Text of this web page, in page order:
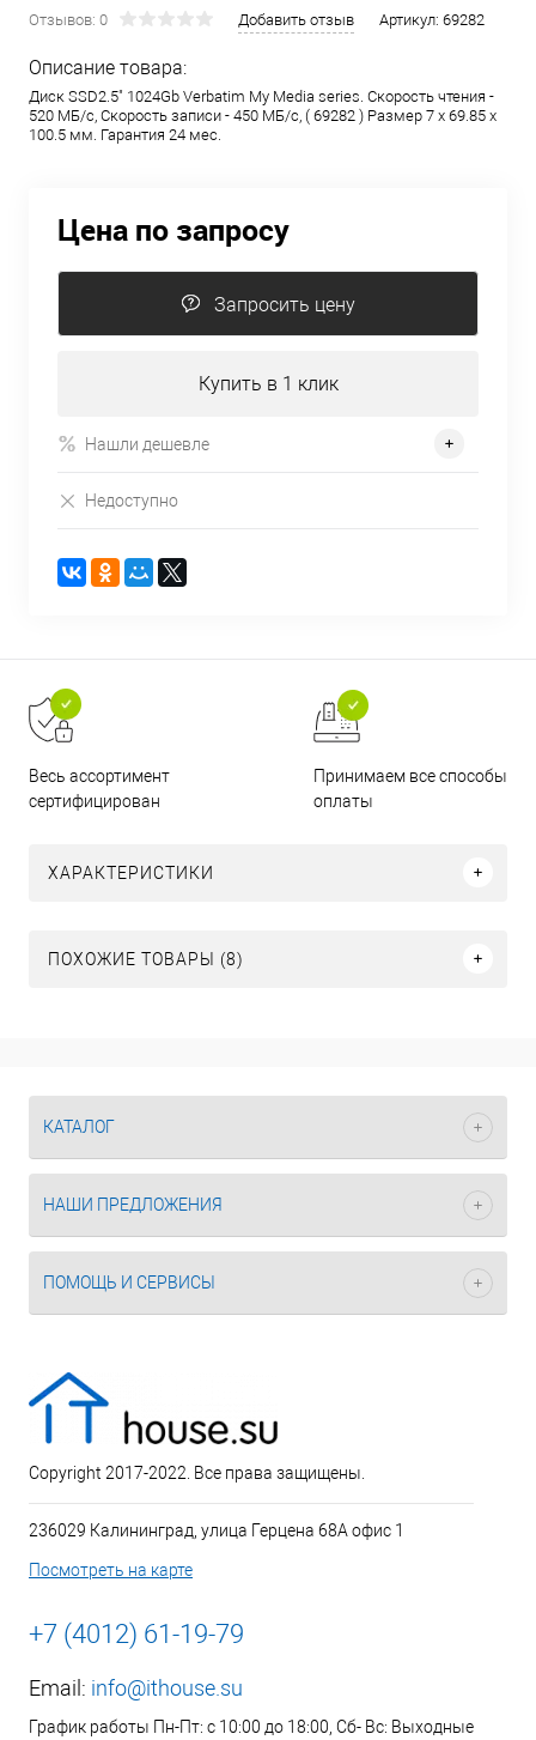
Отзывов: 0 Добавить отзыв Артикул: 69282
Описание товара:
Диск SSD2.5" 1024Gb Verbatim My Media series. Скорость чтения -
520 МБ/с, Скорость записи - 450 МБ/с, ( 69282 ) Размер 7 x 69.85 x
100.5 мм. Гарантия 24 мес.
Цена по запросу
Запросить цену
Купить в 1 клик
Нашли дешевле
Недоступно
Весь ассортимент
сертифицирован
Принимаем все способы
оплаты
ХАРАКТЕРИСТИКИ
ПОХОЖИЕ ТОВАРЫ (8)
КАТАЛОГ
НАШИ ПРЕДЛОЖЕНИЯ
ПОМОЩЬ И СЕРВИСЫ
Copyright 2017-2022. Все права защищены.
236029 Калининград, улица Герцена 68А офис 1
Посмотреть на карте
+7 (4012) 61-19-79
Email: info@ithouse.su
График работы Пн-Пт: с 10:00 до 18:00, Сб- Вс: Выходные